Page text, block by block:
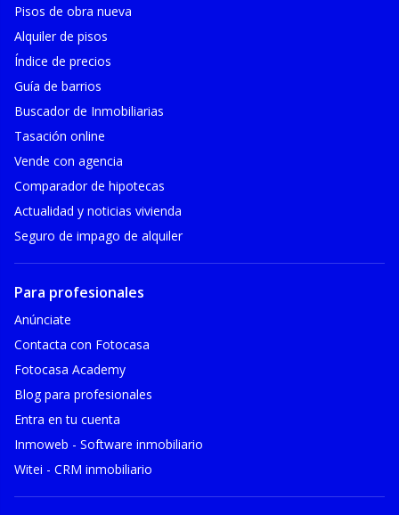
Pisos de obra nueva
Alquiler de pisos
Índice de precios
Guía de barrios
Buscador de Inmobiliarias
Tasación online
Vende con agencia
Comparador de hipotecas
Actualidad y noticias vivienda
Seguro de impago de alquiler
Para profesionales
Anúnciate
Contacta con Fotocasa
Fotocasa Academy
Blog para profesionales
Entra en tu cuenta
Inmoweb - Software inmobiliario
Witei - CRM inmobiliario